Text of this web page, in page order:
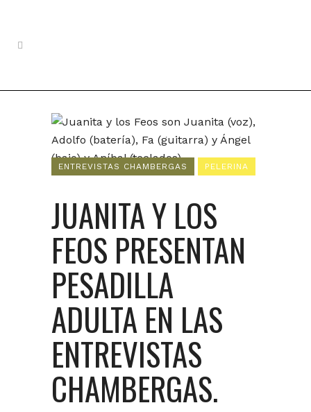
ENTREVISTAS CHAMBERGAS PELERINA
JUANITA Y LOS
FEOS PRESENTAN
PESADILLA
ADULTA EN LAS
ENTREVISTAS
CHAMBERGAS.